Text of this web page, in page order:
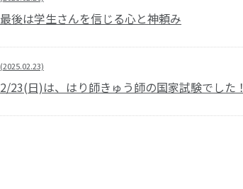
最後は学生さんを信じる心と神頼み
(2025.02.23)
2/23(日)は、はり師きゅう師の国家試験でした！